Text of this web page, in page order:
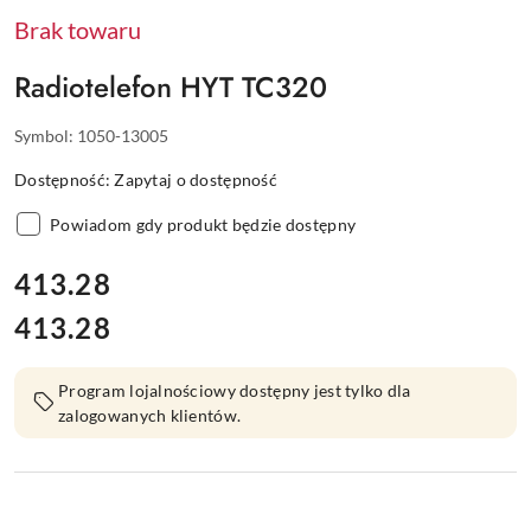
Brak towaru
Radiotelefon HYT TC320
Symbol: 1050-13005
Dostępność:Zapytaj o dostępność
Powiadom gdy produkt będzie dostępny
cena:
413.28
Cena:
413.28
Program lojalnościowy dostępny jest tylko dla
zalogowanych klientów.